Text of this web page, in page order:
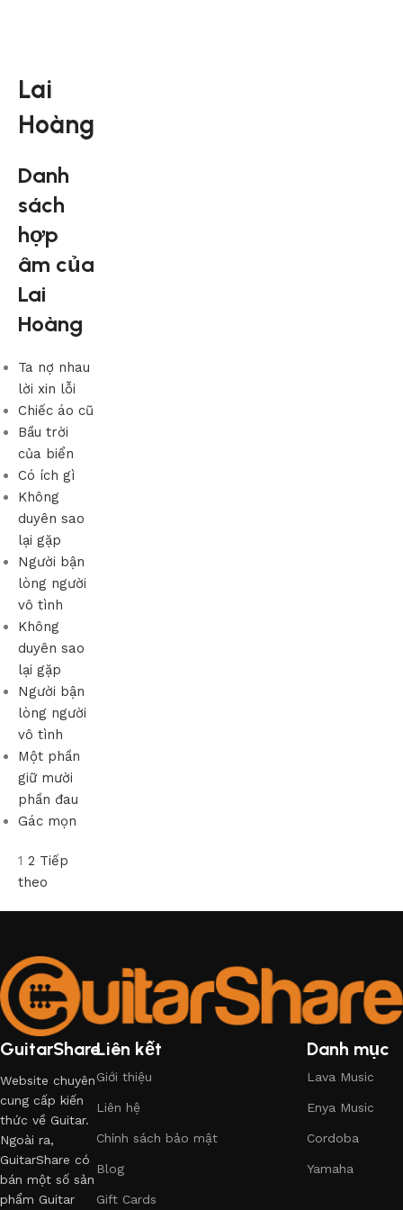
Lai
Hoàng
Danh
sách
hợp
âm của
Lai
Hoàng
Ta nợ nhau
lời xin lỗi
Chiếc áo cũ
Bầu trời
của biển
Có ích gì
Không
duyên sao
lại gặp
Người bận
lòng người
vô tình
Không
duyên sao
lại gặp
Người bận
lòng người
vô tình
Một phần
giữ mười
phần đau
Gác mọn
1 2 Tiếp
theo
GuitarShare
Website chuyên
cung cấp kiến
thức về Guitar.
Ngoài ra,
GuitarShare có
bán một số sản
phẩm Guitar
Liên kết
Giới thiệu
Liên hệ
Chính sách bảo mật
Blog
Gift Cards
Danh mục
Lava Music
Enya Music
Cordoba
Yamaha